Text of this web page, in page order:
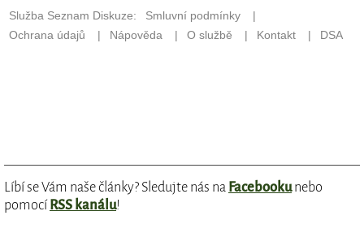
Líbí se Vám naše články? Sledujte nás na Facebookunebo
pomocíRSS kanálu!